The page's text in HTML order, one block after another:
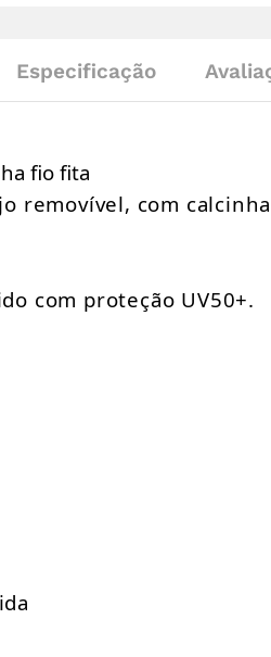
Especificação
fio fita
removível, com
com proteção UV50+.